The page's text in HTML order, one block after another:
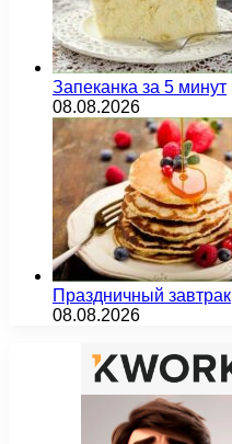
Запеканка за 5 минут
08.08.2026
Праздничный завтрак
08.08.2026